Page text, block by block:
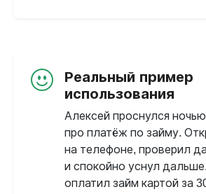
Реальный пример
использования
Алексей проснулся
про платёж по займу.
на телефоне, проверил
и спокойно уснул
оплатил займ картой за